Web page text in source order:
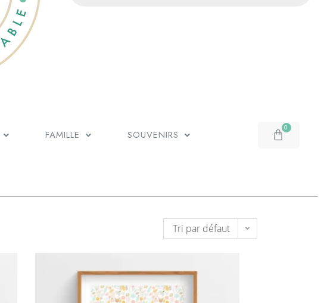
FAMILLE SOUVENIRS
Tri par défaut